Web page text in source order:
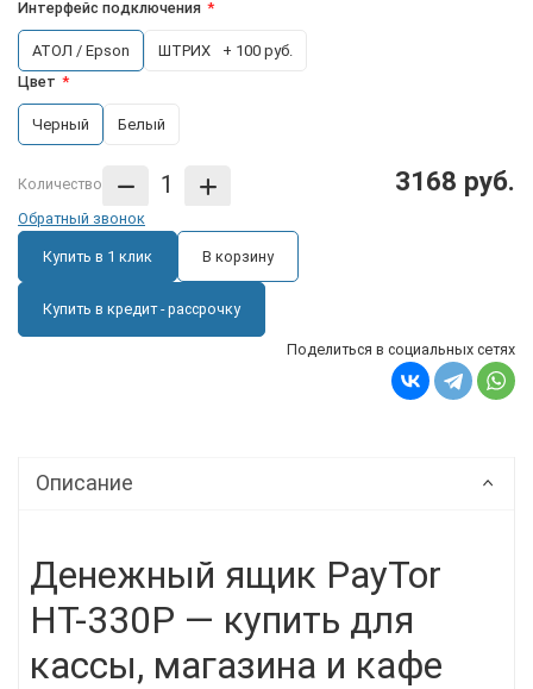
Интерфейс подключения
АТОЛ / Epson ШТРИХ
+ 100 руб.
Цвет
Черный Белый
Количество 3168 руб.
Обратный звонок
Купить в 1 клик В корзину
Купить в кредит - рассрочку
Поделиться в социальных сетях
Описание
Денежный ящик PayTor
HT-330P — купить для
кассы, магазина и кафе